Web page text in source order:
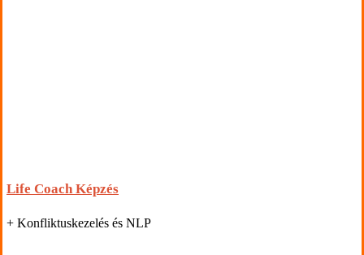
Life Coach Képzés
+ Konfliktuskezelés és NLP